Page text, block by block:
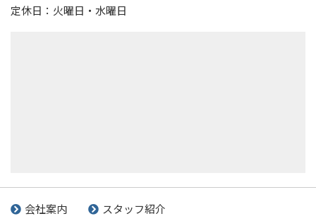
定休日：火曜日・水曜日
会社案内
スタッフ紹介